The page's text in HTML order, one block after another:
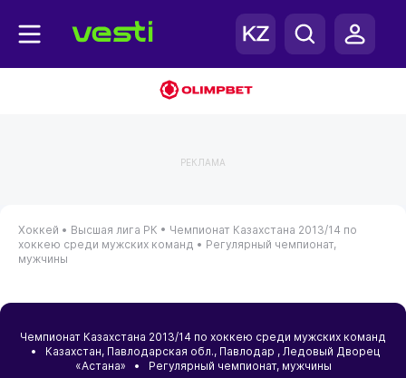
РЕКЛАМА
Хоккей • Высшая лига РК • Чемпионат Казахстана 2013/14 по
хоккею среди мужских команд • Регулярный чемпионат,
мужчины
Чемпионат Казахстана 2013/14 по хоккею среди мужских команд
• Казахстан, Павлодарская обл., Павлодар , Ледовый Дворец
«Астана» • Регулярный чемпионат, мужчины